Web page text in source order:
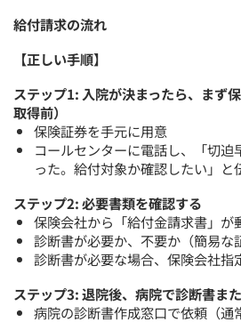
給付請求の流れ
【正しい手順】
ステップ1: 入院が決まったら、まず
取得前）
保険証券を手元に用意
コールセンターに電話し、「切迫
った。給付対象か確認したい」と
ステップ2: 必要書類を確認する
保険会社から「給付金請求書」が
診断書が必要か、不要か（簡易な
診断書が必要な場合、保険会社指
ステップ3: 退院後、病院で診断書ま
病院の診断書作成窓口で依頼（通